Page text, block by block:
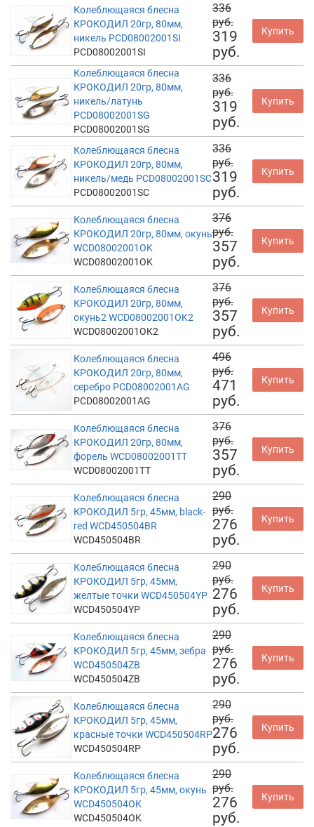
Колеблющаяся блесна
КРОКОДИЛ 20гр, 80мм,
никель PCD08002001SI
PCD08002001SI
336
руб.
319
руб.
Купить
Колеблющаяся блесна
КРОКОДИЛ 20гр, 80мм,
никель/латунь
PCD08002001SG
PCD08002001SG
336
руб.
319
руб.
Купить
Колеблющаяся блесна
КРОКОДИЛ 20гр, 80мм,
никель/медь PCD08002001SC
PCD08002001SC
336
руб.
319
руб.
Купить
Колеблющаяся блесна
КРОКОДИЛ 20гр, 80мм, окунь
WCD08002001OK
WCD08002001OK
376
руб.
357
руб.
Купить
Колеблющаяся блесна
КРОКОДИЛ 20гр, 80мм,
окунь2 WCD08002001OK2
WCD08002001OK2
376
руб.
357
руб.
Купить
Колеблющаяся блесна
КРОКОДИЛ 20гр, 80мм,
серебро PCD08002001AG
PCD08002001AG
496
руб.
471
руб.
Купить
Колеблющаяся блесна
КРОКОДИЛ 20гр, 80мм,
форель WCD08002001TT
WCD08002001TT
376
руб.
357
руб.
Купить
Колеблющаяся блесна
КРОКОДИЛ 5гр, 45мм, black-
red WCD450504BR
WCD450504BR
290
руб.
276
руб.
Купить
Колеблющаяся блесна
КРОКОДИЛ 5гр, 45мм,
желтые точки WCD450504YP
WCD450504YP
290
руб.
276
руб.
Купить
Колеблющаяся блесна
КРОКОДИЛ 5гр, 45мм, зебра
WCD450504ZB
WCD450504ZB
290
руб.
276
руб.
Купить
Колеблющаяся блесна
КРОКОДИЛ 5гр, 45мм,
красные точки WCD450504RP
WCD450504RP
290
руб.
276
руб.
Купить
Колеблющаяся блесна
КРОКОДИЛ 5гр, 45мм, окунь
WCD450504OK
WCD450504OK
290
руб.
276
руб.
Купить